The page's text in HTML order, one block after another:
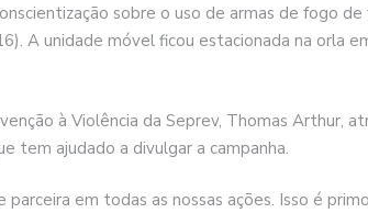
sobre o uso de armas de fogo de
A unidade móvel ficou estacionada na orla
à Violência da Seprev, Thomas Arthur,
tem ajudado a divulgar a campanha.
parceira em todas as nossas ações. Isso é